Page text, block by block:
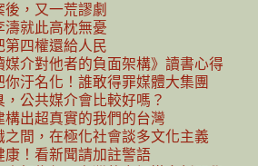
，又一荒謬劇
濤就此高枕無憂
第四權還給人民
媒介對他者的負面架構》讀書心得
汙名化！誰敢得罪媒體大集團
公共媒介會比較好嗎？
出超真實的我們的台灣
之間，在極化社會談多文化主義
康！看新聞請加註警語